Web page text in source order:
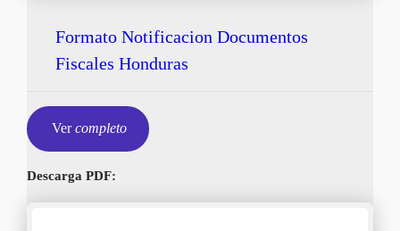
Formato Notificacion Documentos
Fiscales Honduras
Vercompleto
Descarga PDF: